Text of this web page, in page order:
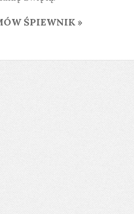
ŚPIEWNIK »